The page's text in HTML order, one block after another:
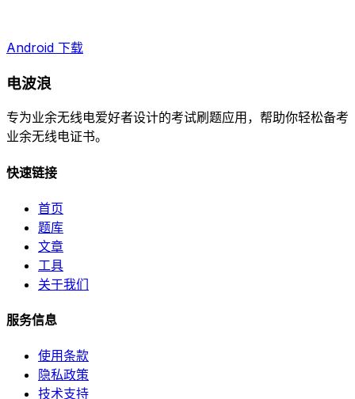
Android 下载
电波浪
专为业余无线电爱好者设计的考试刷题应用，帮助你轻松备考
业余无线电证书。
快速链接
首页
题库
文章
工具
关于我们
服务信息
使用条款
隐私政策
技术支持